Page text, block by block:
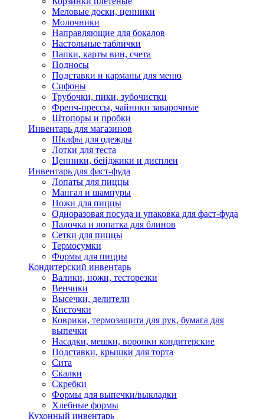
Меловые доски, ценники
Молочники
Направляющие для бокалов
Настольные таблички
Папки, карты вин, счета
Подносы
Подставки и карманы для меню
Сифоны
Трубочки, пики, зубочистки
Френч-прессы, чайники заварочные
Штопоры и пробки
Инвентарь для магазинов
Шкафы для одежды
Лотки для теста
Ценники, бейджики и дисплеи
Инвентарь для фаст-фуда
Лопаты для пиццы
Мангал и шампуры
Ножи для пиццы
Одноразовая посуда и упаковка для фаст-фуда
Палочка и лопатка для блинов
Сетки для пиццы
Термосумки
Формы для пиццы
Кондитерский инвентарь
Валики, ножи, тесторезки
Венчики
Высечки, делители
Кисточки
Коврики, термозащита для рук, бумага для
выпечки
Насадки, мешки, воронки кондитерские
Подставки, крышки для торта
Сита
Скалки
Скребки
Формы для выпечки/выкладки
Хлебные формы
Кухонный инвентарь